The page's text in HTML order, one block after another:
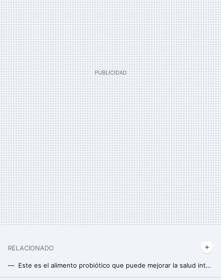
RELACIONADO
Este es el alimento probiótico que puede mejorar la salud intestinal pero también ayudarte a perder peso